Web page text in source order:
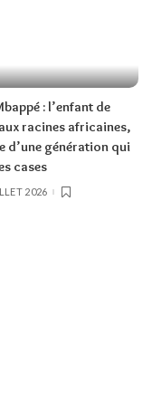
: l’enfant de
racines africaines,
d’une génération qui
cases
2026